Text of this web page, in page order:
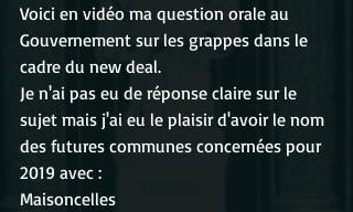
Voici en vidéo ma question orale au
Gouvernement sur les grappes dans le
cadre du new deal.
Je n'ai pas eu de réponse claire sur le
sujet mais j'ai eu le plaisir d'avoir le nom
des futures communes concernées pour
2019 avec :
Maisoncelles